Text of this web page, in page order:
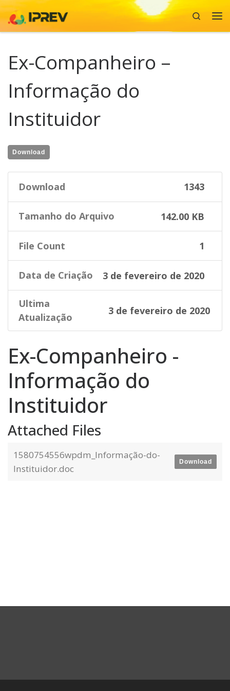
Skip to content
Search
Ex-Companheiro –
Informação do
Instituidor
Download
Download 1343
Tamanho do Arquivo 142.00 KB
File Count 1
Data de Criação 3 de fevereiro de 2020
Ultima
Atualização
3 de fevereiro de 2020
Ex-Companheiro -
Informação do
Instituidor
Attached Files
1580754556wpdm_Informação-do-
Instituidor.doc
Download